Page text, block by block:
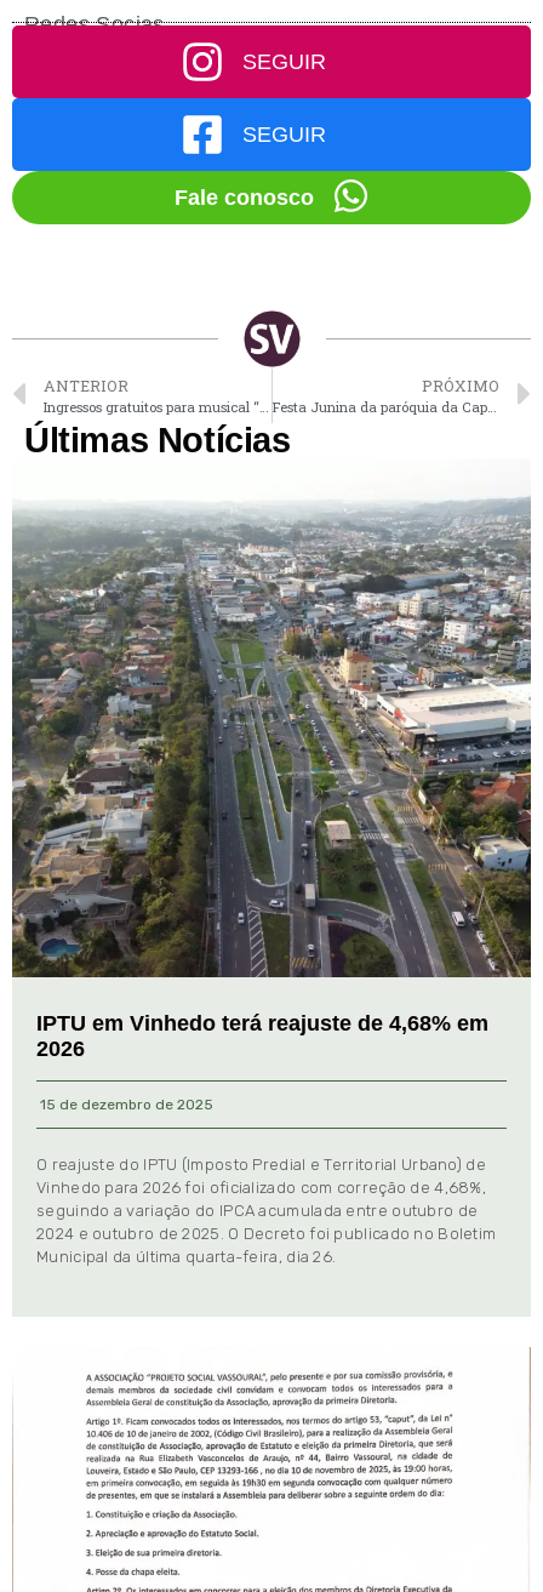
Redes Socias
SEGUIR
SEGUIR
Fale conosco
ANTERIOR PRÓXIMO
Festa Junina da paróquia da Capela começa neste sábado em Vinhedo
Últimas Notícias
IPTU em Vinhedo terá reajuste de 4,68% em
2026
15 de dezembro de 2025
O reajuste do IPTU (Imposto Predial e Territorial Urbano) de
Vinhedo para 2026 foi oficializado com correção de 4,68%,
seguindo a variação do IPCA acumulada entre outubro de
2024 e outubro de 2025. O Decreto foi publicado no Boletim
Municipal da última quarta-feira, dia 26.